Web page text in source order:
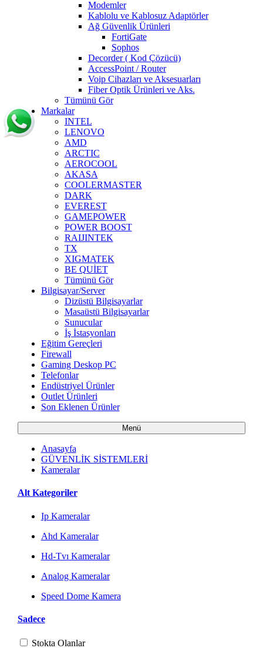
Modemler
Kablolu ve Kablosuz Adaptörler
Ağ Güvenlik Ürünleri
FortiGate
Sophos
Decorder ( Kod Çözücü)
AccessPoint / Router
Voip Cihazları ve Aksesuarları
Fiber Optik Ürünleri ve Aks.
Tümünü Gör
Markalar
INTEL
LENOVO
AMD
ARCTIC
AEROCOOL
AKASA
COOLERMASTER
DARK
EVEREST
GAMEPOWER
POWER BOOST
RAIJINTEK
TX
XIGMATEK
BE QUİET
Tümünü Gör
Bilgisayar/Server
Dizüstü Bilgisayarlar
Masaüstü Bilgisayarlar
Sunucular
İş İstasyonları
Eğitim Gereçleri
Firewall
Gaming Deskop PC
Telefonlar
Endüstriyel Ürünler
Outlet Ürünleri
Son Eklenen Ürünler
Menü
Anasayfa
GÜVENLİK SİSTEMLERİ
Kameralar
Alt Kategoriler
Ip Kameralar
Ahd Kameralar
Hd-Tvı Kameralar
Analog Kameralar
Speed Dome Kamera
Sadece
Stokta Olanlar